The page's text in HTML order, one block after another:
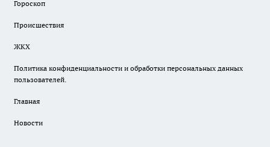
Гороскоп
Происшествия
ЖКХ
Политика конфиденциальности и обработки персональных данных
пользователей.
Главная
Новости